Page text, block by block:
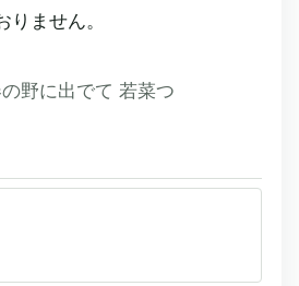
ません。
野に出でて 若菜つ